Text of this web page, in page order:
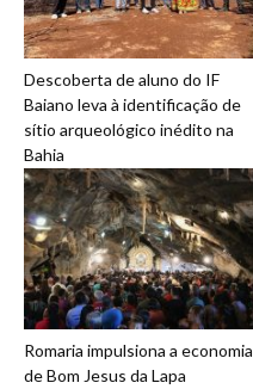
Descoberta de aluno do IF
Baiano leva à identificação de
sítio arqueológico inédito na
Bahia
Romaria impulsiona a economia
de Bom Jesus da Lapa